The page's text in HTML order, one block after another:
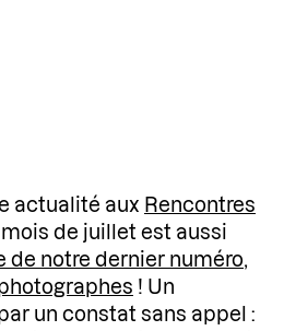
actualité aux Rencontres
de juillet est aussi
de notre dernier numéro,
! Un
un constat sans appel :